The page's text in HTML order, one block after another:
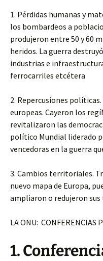
1. Pérdidas humanas y
los bombardeos a
produjeron entre 50 y 60
heridos. La guerra
industrias e
ferrocarriles etcétera
2. Repercusiones
europeas. Cayeron los
revitalizaron las
político Mundial liderado
vencedoras en la guerra
3. Cambios territoriales.
nuevo mapa de Europa,
ampliaron o redujeron
LA ONU: CONFERENCIAS
1.